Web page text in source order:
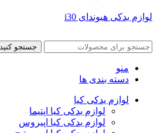
لوازم یدکی هیوندای i30
جستجو کنید
منو
دسته بندی ها
لوازم یدکی کیا
لوازم یدکی کیا اپتیما
لوازم یدکی کیا اپیروس